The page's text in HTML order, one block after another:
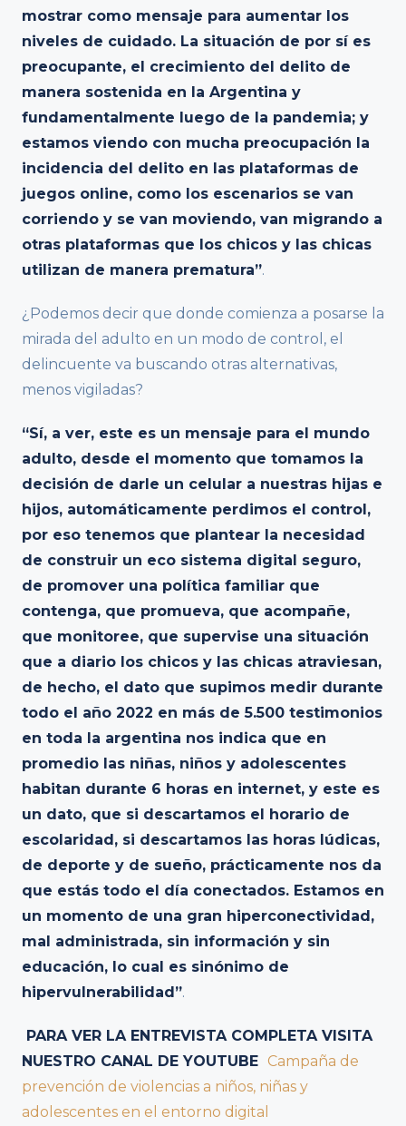
mostrar como mensaje para aumentar los
niveles de cuidado. La situación de por sí es
preocupante, el crecimiento del delito de
manera sostenida en la Argentina y
fundamentalmente luego de la pandemia; y
estamos viendo con mucha preocupación la
incidencia del delito en las plataformas de
juegos online, como los escenarios se van
corriendo y se van moviendo, van migrando a
otras plataformas que los chicos y las chicas
utilizan de manera prematura”.
¿Podemos decir que donde comienza a posarse la
mirada del adulto en un modo de control, el
delincuente va buscando otras alternativas,
menos vigiladas?
“Sí, a ver, este es un mensaje para el mundo
adulto, desde el momento que tomamos la
decisión de darle un celular a nuestras hijas e
hijos, automáticamente perdimos el control,
por eso tenemos que plantear la necesidad
de construir un eco sistema digital seguro,
de promover una política familiar que
contenga, que promueva, que acompañe,
que monitoree, que supervise una situación
que a diario los chicos y las chicas atraviesan,
de hecho, el dato que supimos medir durante
todo el año 2022 en más de 5.500 testimonios
en toda la argentina nos indica que en
promedio las niñas, niños y adolescentes
habitan durante 6 horas en internet, y este es
un dato, que si descartamos el horario de
escolaridad, si descartamos las horas lúdicas,
de deporte y de sueño, prácticamente nos da
que estás todo el día conectados. Estamos en
un momento de una gran hiperconectividad,
mal administrada, sin información y sin
educación, lo cual es sinónimo de
hipervulnerabilidad”.
PARA VER LA ENTREVISTA COMPLETA VISITA
NUESTRO CANAL DE YOUTUBE Campaña de
prevención de violencias a niños, niñas y
adolescentes en el entorno digital